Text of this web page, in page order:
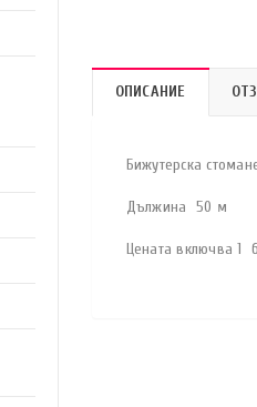
ОПИСАНИЕ
Бижутерска
Дължина 50 м
Цената включва 1